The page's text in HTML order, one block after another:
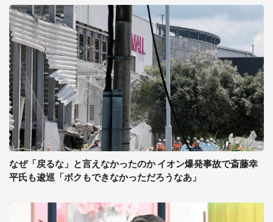
なぜ「戻るな」と言えなかったのか イオン爆発事故で斎藤幸
平氏も逡巡「ボクもできなかっただろうなあ」